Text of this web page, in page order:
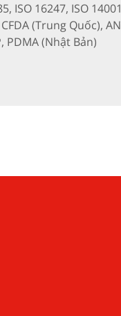
ISO 16247, ISO
(Trung Quốc),
PDMA (Nhật Bản)